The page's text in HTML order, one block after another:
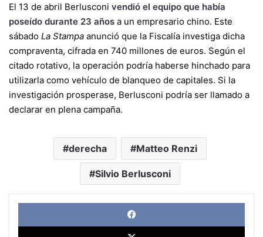
El 13 de abril Berlusconi vendió el equipo que había
poseído durante 23 años a un empresario chino. Este
sábado La Stampa anunció que la Fiscalía investiga dicha
compraventa, cifrada en 740 millones de euros. Según el
citado rotativo, la operación podría haberse hinchado para
utilizarla como vehículo de blanqueo de capitales. Si la
investigación prosperase, Berlusconi podría ser llamado a
declarar en plena campaña.
derecha Matteo Renzi
Silvio Berlusconi
X